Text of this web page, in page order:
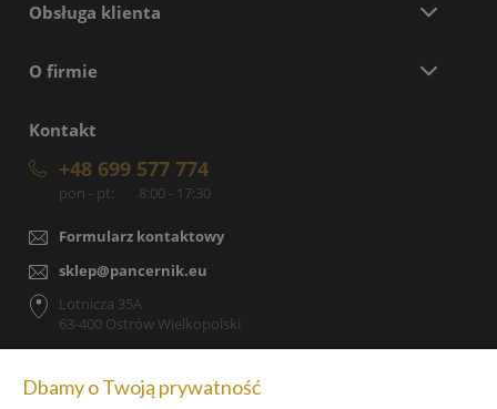
Obsługa klienta
O firmie
Kontakt
+48 699 577 774
pon - pt: 8:00 - 17:30
Formularz kontaktowy
sklep@pancernik.eu
Lotnicza 35A
63-400 Ostrów Wielkopolski
Dbamy o Twoją prywatność